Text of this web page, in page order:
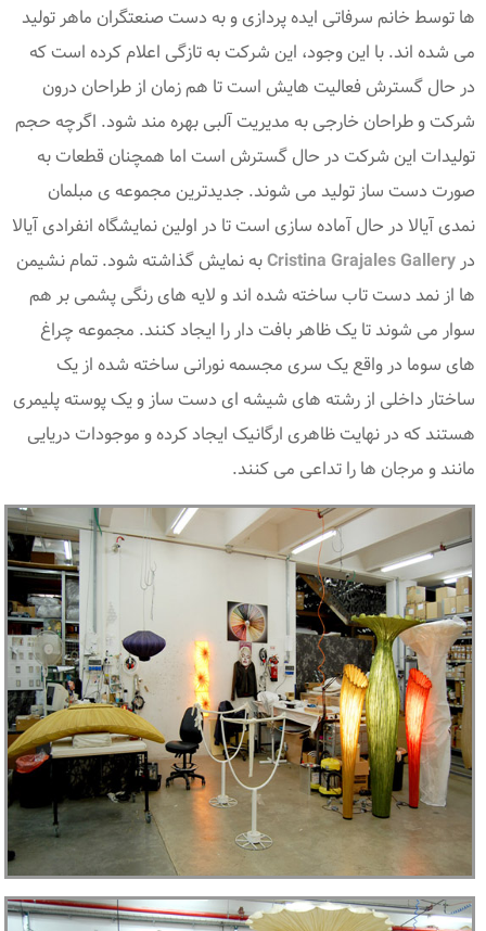
ها توسط خانم سرفاتی ایده پردازی و به دست صنعتگران ماهر تولید
می شده اند. با این وجود، این شرکت به تازگی اعلام کرده است که
در حال گسترش فعالیت هایش است تا هم زمان از طراحان درون
شرکت و طراحان خارجی به مدیریت آلبی بهره مند شود. اگرچه حجم
تولیدات این شرکت در حال گسترش است اما همچنان قطعات به
صورت دست ساز تولید می شوند. جدیدترین مجموعه ی مبلمان
نمدی آیالا در حال آماده سازی است تا در اولین نمایشگاه انفرادی آیالا
درCristina Grajales Galleryبه نمایش گذاشته شود. تمام نشیمن
ها از نمد دست تاب ساخته شده اند و لایه های رنگی پشمی بر هم
سوار می شوند تا یک ظاهر بافت دار را ایجاد کنند. مجموعه چراغ
های سوما در واقع یک سری مجسمه نورانی ساخته شده از یک
ساختار داخلی از رشته های شیشه ای دست ساز و یک پوسته پلیمری
هستند که در نهایت ظاهری ارگانیک ایجاد کرده و موجودات دریایی
مانند و مرجان ها را تداعی می کنند.